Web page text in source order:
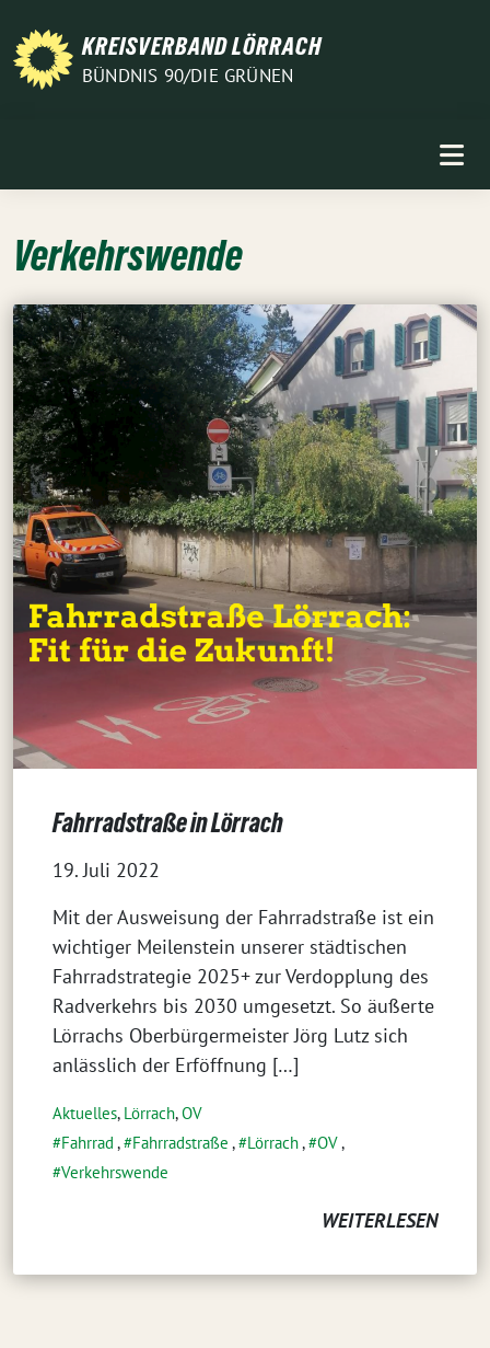
zum
Inhalt
KREISVERBAND LÖRRACH
BÜNDNIS 90/DIE GRÜNEN
Verkehrswende
Fahrradstraße in Lörrach
19. Juli 2022
Mit der Ausweisung der Fahrradstraße ist ein
wichtiger Meilenstein unserer städtischen
Fahrradstrategie 2025+ zur Verdopplung des
Radverkehrs bis 2030 umgesetzt. So äußerte
Lörrachs Oberbürgermeister Jörg Lutz sich
anlässlich der Erföffnung […]
Aktuelles, Lörrach,OV
Fahrrad , Fahrradstraße , Lörrach, OV,
Verkehrswende
WEITERLESEN